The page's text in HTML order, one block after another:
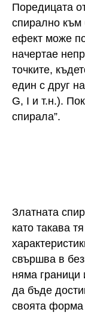
Поредицата
спирално към
ефект може
начертае
точките,
един с друг
G, I и т.н.).
спирала”.
Златната
като такава
свършва в
няма граници
да бъде
своята форма